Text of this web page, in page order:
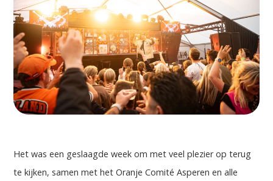
Het was een geslaagde week om met veel plezier op terug
te kijken, samen met het Oranje Comité Asperen en alle